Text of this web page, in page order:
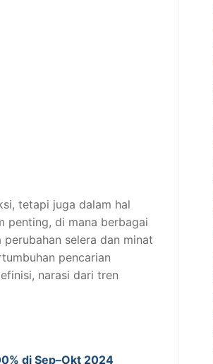
tetapi juga dalam hal
penting, di mana berbagai
selera dan minat
pencarian
narasi dari tren
di Sep–Okt 2024